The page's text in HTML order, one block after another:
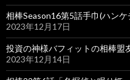
相棒Season16第5話手巾(ハン
2023年12月17日
投資の神様バフィットの相棒盟
2023年12月14日